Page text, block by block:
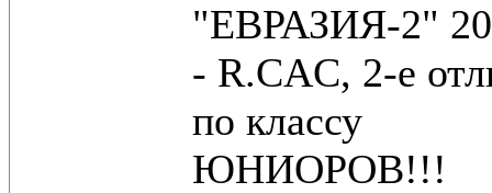
"ЕВРАЗИЯ-2"
- R.CAC, 2-е
по классу
ЮНИОРОВ!!!